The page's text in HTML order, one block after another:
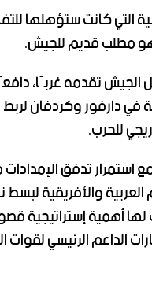
التي كانت ستؤهلها
مطلب قديم للجيش.
الجيش تقدمه غربًا،
في دارفور وكردفان
للحرب.
استمرار تدفق
والأفريقية
لها أهمية إستراتيجية
الداعم الرئيسي لقوات